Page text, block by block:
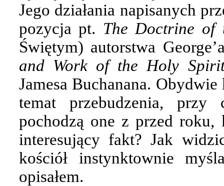
Jego działania napisanych
pozycja pt. The Doctrine
Świętym) autorstwa
and Work of the Holy
Jamesa Buchanana.
temat przebudzenia,
pochodzą one z przed roku,
interesujący fakt? Jak
kościół instynktownie
opisałem.